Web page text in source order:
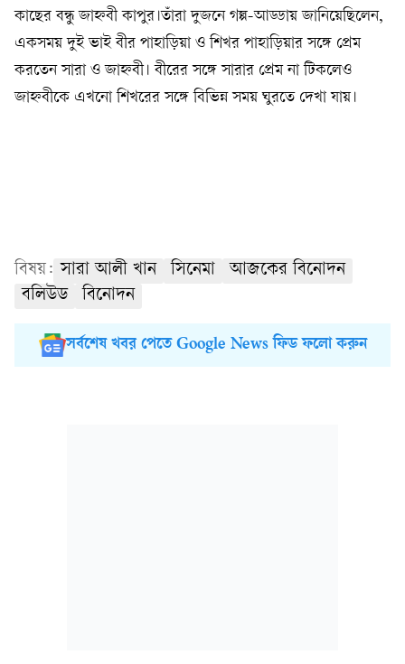
কাছের বন্ধু জাহ্নবী কাপুর।তাঁরা দুজনে গল্প-আড্ডায় জানিয়েছিলেন,
একসময় দুই ভাই বীর পাহাড়িয়া ও শিখর পাহাড়িয়ার সঙ্গে প্রেম
করতেন সারা ও জাহ্নবী। বীরের সঙ্গে সারার প্রেম না টিকলেও
জাহ্নবীকে এখনো শিখরের সঙ্গে বিভিন্ন সময় ঘুরতে দেখা যায়।
বিষয়: সারা আলী খান সিনেমা
আজকের বিনোদন
বলিউড
বিনোদন
সর্বশেষ খবর পেতে Google News ফিড ফলো করুন